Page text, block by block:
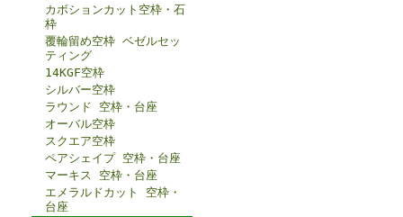
カボションカット空枠・石
枠
覆輪留め空枠 ベゼルセッ
ティング
14KGF空枠
シルバー空枠
ラウンド 空枠・台座
オーバル空枠
スクエア空枠
ペアシェイプ 空枠・台座
マーキス 空枠・台座
エメラルドカット 空枠・
台座